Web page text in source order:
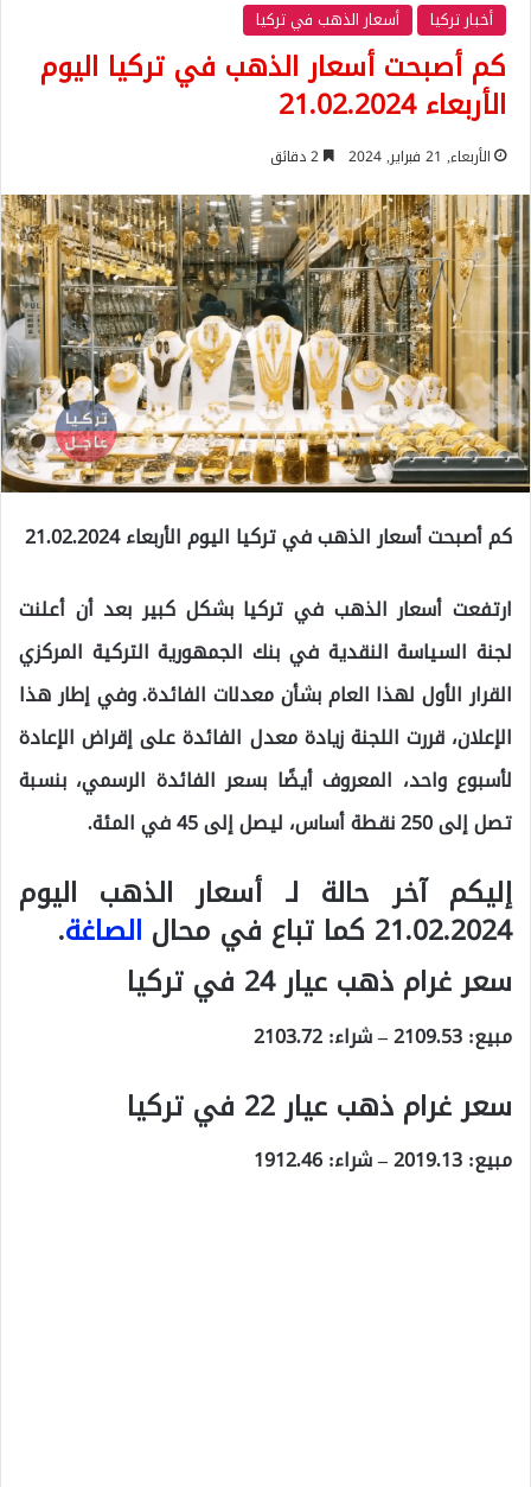
أخبار تركيا
أسعار الذهب في تركيا
كم أصبحت أسعار الذهب في تركيا اليوم
الأربعاء 21.02.2024
الأربعاء, 21 فبراير, 2024
كم أصبحت أسعار الذهب في تركيا اليوم الأربعاء 21.02.2024
ارتفعت أسعار الذهب في تركيا بشكل كبير بعد أن أعلنت
لجنة السياسة النقدية في بنك الجمهورية التركية المركزي
القرار الأول لهذا العام بشأن معدلات الفائدة. وفي إطار هذا
الإعلان، قررت اللجنة زيادة معدل الفائدة على إقراض الإعادة
لأسبوع واحد، المعروف أيضًا بسعر الفائدة الرسمي، بنسبة
تصل إلى 250 نقطة أساس، ليصل إلى 45 في المئة.
إليكم آخر حالة لـ أسعار الذهب اليوم
21.02.2024 كما تباع في محال الصاغة.
سعر غرام ذهب عيار 24 في تركيا
مبيع:2109.53– شراء:2103.72
سعر غرام ذهب عيار 22 في تركيا
مبيع:2019.13– شراء:1912.46